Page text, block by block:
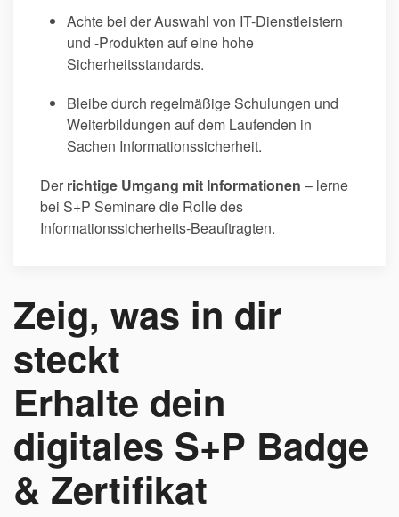
Achte bei der Auswahl von IT-Dienstleistern
und -Produkten auf eine hohe
Sicherheitsstandards.
Bleibe durch regelmäßige Schulungen und
Weiterbildungen auf dem Laufenden in
Sachen Informationssicherheit.
Der richtige Umgang mit Informationen – lerne
bei S+P Seminare die Rolle des
Informationssicherheits-Beauftragten.
Zeig, was in dir
steckt
Erhalte dein
digitales S+P Badge
& Zertifikat